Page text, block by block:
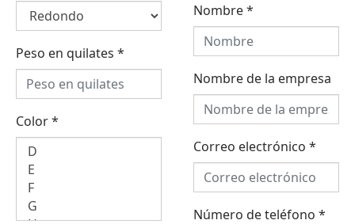
Peso en quilates *
Color*
Nombre*
Nombre de la empresa
Correo electrónico *
Número de teléfono *